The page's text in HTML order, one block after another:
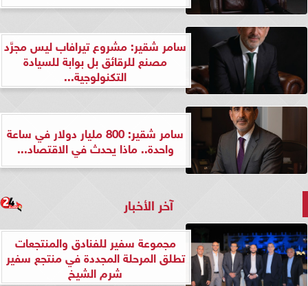
سامر شقير: مشروع تيرافاب ليس مجرَّد
مصنع للرقائق بل بوابة للسيادة
التكنولوجية...
سامر شقير: 800 مليار دولار في ساعة
واحدة.. ماذا يحدث في الاقتصاد...
آخر الأخبار
مجموعة سفير للفنادق والمنتجعات
تطلق المرحلة المجددة في منتجع سفير
شرم الشيخ